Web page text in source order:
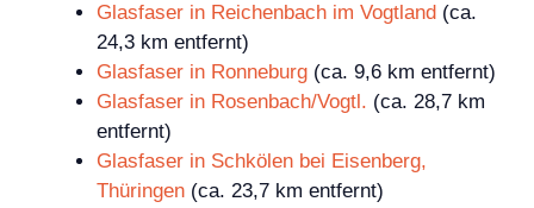
Glasfaser in Reichenbach im Vogtland (ca.
24,3 km entfernt)
Glasfaser in Ronneburg (ca. 9,6 km entfernt)
Glasfaser in Rosenbach/Vogtl. (ca. 28,7 km
entfernt)
Glasfaser in Schkölen bei Eisenberg,
Thüringen (ca. 23,7 km entfernt)